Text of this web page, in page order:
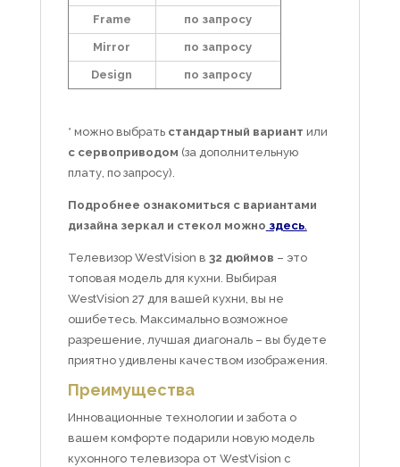
Frame по запросу
Mirror по запросу
Design по запросу
* можно выбрать стандартный вариант или
с сервоприводом (за дополнительную
плату, по запросу).
Подробнее ознакомиться с вариантами
дизайна зеркал и стекол можно здесь.
Телевизор WestVision в 32 дюймов – это
топовая модель для кухни. Выбирая
WestVision 27 для вашей кухни, вы не
ошибетесь. Максимально возможное
разрешение, лучшая диагональ – вы будете
приятно удивлены качеством изображения.
Преимущества
Инновационные технологии и забота о
вашем комфорте подарили новую модель
кухонного телевизора от WestVision с